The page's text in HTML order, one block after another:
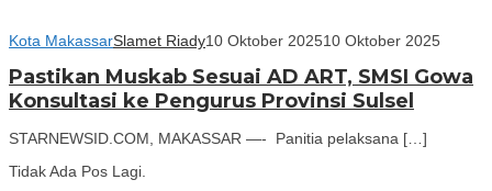
Kota MakassarSlamet Riady10 Oktober 202510 Oktober 2025
Pastikan Muskab Sesuai AD ART, SMSI Gowa
Konsultasi ke Pengurus Provinsi Sulsel
STARNEWSID.COM, MAKASSAR —- Panitia pelaksana […]
Tidak Ada Pos Lagi.